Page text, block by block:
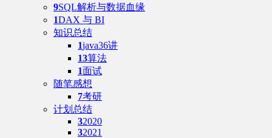
9SQL解析与数据血缘
1DAX 与 BI
知识总结
1java36讲
13算法
1面试
随笔感想
7考研
计划总结
32020
32021